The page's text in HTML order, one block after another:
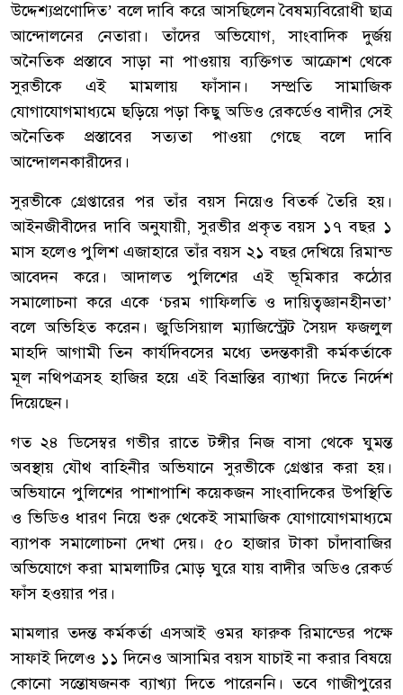
উদ্দেশ্যপ্রণোদিত’ বলে দাবি করে আসছিলেন বৈষম্যবিরোধী ছাত্র
আন্দোলনের নেতারা। তাঁদের অভিযোগ, সাংবাদিক দুর্জয়
অনৈতিক প্রস্তাবে সাড়া না পাওয়ায় ব্যক্তিগত আক্রোশ থেকে
সুরভীকে এই মামলায় ফাঁসান। সম্প্রতি সামাজিক
যোগাযোগমাধ্যমে ছড়িয়ে পড়া কিছু অডিও রেকর্ডেও বাদীর সেই
অনৈতিক প্রস্তাবের সত্যতা পাওয়া গেছে বলে দাবি
আন্দোলনকারীদের।
‎সুরভীকে গ্রেপ্তারের পর তাঁর বয়স নিয়েও বিতর্ক তৈরি হয়।
আইনজীবীদের দাবি অনুযায়ী, সুরভীর প্রকৃত বয়স ১৭ বছর ১
মাস হলেও পুলিশ এজাহারে তাঁর বয়স ২১ বছর দেখিয়ে রিমান্ড
আবেদন করে। আদালত পুলিশের এই ভূমিকার কঠোর
সমালোচনা করে একে ‘চরম গাফিলতি ও দায়িত্বজ্ঞানহীনতা’
বলে অভিহিত করেন। জুডিসিয়াল ম্যাজিস্ট্রেট সৈয়দ ফজলুল
মাহদি আগামী তিন কার্যদিবসের মধ্যে তদন্তকারী কর্মকর্তাকে
মূল নথিপত্রসহ হাজির হয়ে এই বিভ্রান্তির ব্যাখ্যা দিতে নির্দেশ
দিয়েছেন।
‎গত ২৪ ডিসেম্বর গভীর রাতে টঙ্গীর নিজ বাসা থেকে ঘুমন্ত
অবস্থায় যৌথ বাহিনীর অভিযানে সুরভীকে গ্রেপ্তার করা হয়।
অভিযানে পুলিশের পাশাপাশি কয়েকজন সাংবাদিকের উপস্থিতি
ও ভিডিও ধারণ নিয়ে শুরু থেকেই সামাজিক যোগাযোগমাধ্যমে
ব্যাপক সমালোচনা দেখা দেয়। ৫০ হাজার টাকা চাঁদাবাজির
অভিযোগে করা মামলাটির মোড় ঘুরে যায় বাদীর অডিও রেকর্ড
ফাঁস হওয়ার পর।
‎মামলার তদন্ত কর্মকর্তা এসআই ওমর ফারুক রিমান্ডের পক্ষে
সাফাই দিলেও ১১ দিনেও আসামির বয়স যাচাই না করার বিষয়ে
কোনো সন্তোষজনক ব্যাখ্যা দিতে পারেননি। তবে গাজীপুরের